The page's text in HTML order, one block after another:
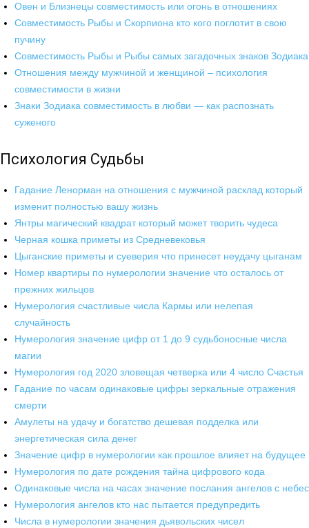
Овен и Близнецы совместимость или огонь в отношениях
Совместимость Рыбы и Скорпиона кто кого поглотит в свою
пучину
Совместимость Рыбы и Рыбы самых загадочных знаков Зодиака
Отношения между мужчиной и женщиной – психология
совместимости в жизни
Знаки Зодиака совместимость в любви — как распознать
суженого
Психология Судьбы
Гадание Ленорман на отношения с мужчиной расклад который
изменит полностью вашу жизнь
Янтры магический квадрат который может творить чудеса
Черная кошка приметы из Средневековья
Цыганские приметы и суеверия что принесет неудачу цыганам
Номер квартиры по нумерологии значение что осталось от
прежних жильцов
Нумерология счастливые числа Кармы или нелепая
случайность
Нумерология значение цифр от 1 до 9 судьбоносные числа
магии
Нумерология год 2020 зловещая четверка или 4 число Счастья
Гадание по часам одинаковые цифры зеркальные отражения
смерти
Амулеты на удачу и богатство дешевая подделка или
энергетическая сила денег
Значение цифр в нумерологии как прошлое влияет на будущее
Нумерология по дате рождения тайна цифрового кода
Одинаковые числа на часах значение послания ангелов с небес
Нумерология ангелов кто нас пытается предупредить
Числа в нумерологии значения дьявольских чисел